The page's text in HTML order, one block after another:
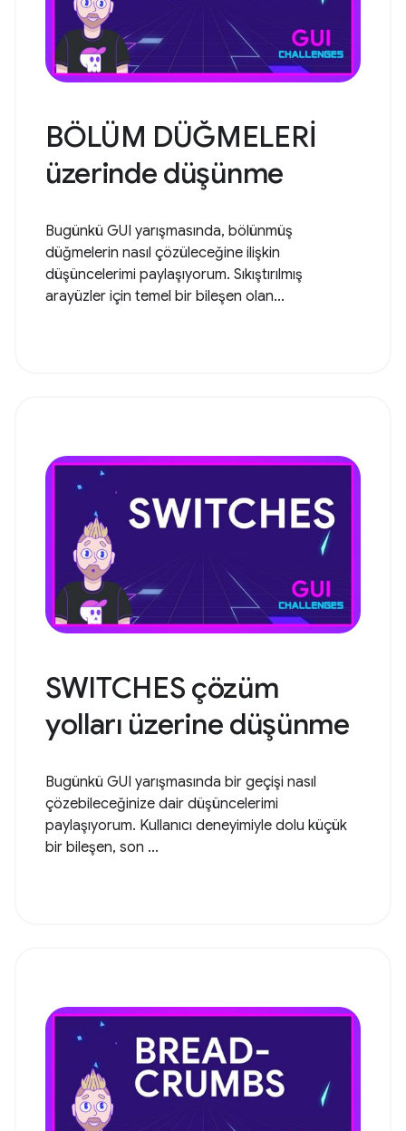
BÖLÜM DÜĞMELERİ
üzerinde düşünme
Bugünkü GUI yarışmasında, bölünmüş
düğmelerin nasıl çözüleceğine ilişkin
düşüncelerimi paylaşıyorum. Sıkıştırılmış
arayüzler için temel bir bileşen olan...
SWITCHES çözüm
yolları üzerine düşünme
Bugünkü GUI yarışmasında bir geçişi nasıl
çözebileceğinize dair düşüncelerimi
paylaşıyorum. Kullanıcı deneyimiyle dolu küçük
bir bileşen, son ...